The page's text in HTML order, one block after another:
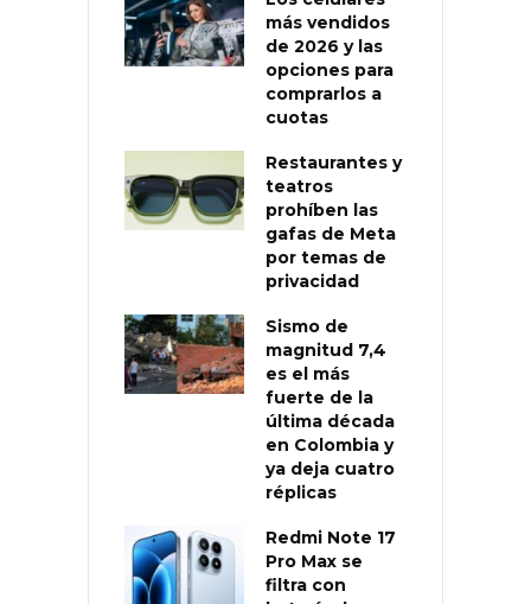
más vendidos
de 2026 y las
opciones para
comprarlos a
cuotas
Restaurantes y
teatros
prohíben las
gafas de Meta
por temas de
privacidad
Sismo de
magnitud 7,4
es el más
fuerte de la
última década
en Colombia y
ya deja cuatro
réplicas
Redmi Note 17
Pro Max se
filtra con